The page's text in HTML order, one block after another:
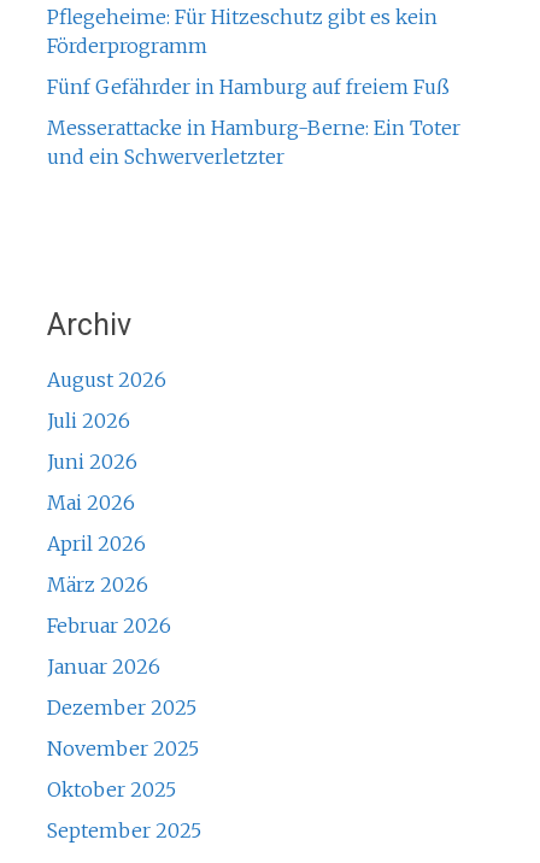
Pflegeheime: Für Hitzeschutz gibt es kein
Förderprogramm
Fünf Gefährder in Hamburg auf freiem Fuß
Messerattacke in Hamburg-Berne: Ein Toter
und ein Schwerverletzter
Archiv
August 2026
Juli 2026
Juni 2026
Mai 2026
April 2026
März 2026
Februar 2026
Januar 2026
Dezember 2025
November 2025
Oktober 2025
September 2025